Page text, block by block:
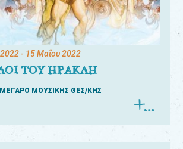
- 15 Μαΐου 2022
ΤΟΥ ΗΡΑΚΛΗ
ΜΕΓΑΡΟ ΜΟΥΣΙΚΗΣ ΘΕΣ/ΚΗΣ